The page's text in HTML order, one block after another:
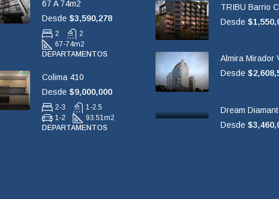
67 A 74m2
Desde $3,590,278
2
2
67-74m2
DEPARTAMENTOS
Colima 410
Desde $9,000,000
2-3
1-2.5
1-2
93.51 m2
DEPARTAMENTOS
TRIBU Barrio
Desde
Almira Mirador
Desde
Dream
Desde